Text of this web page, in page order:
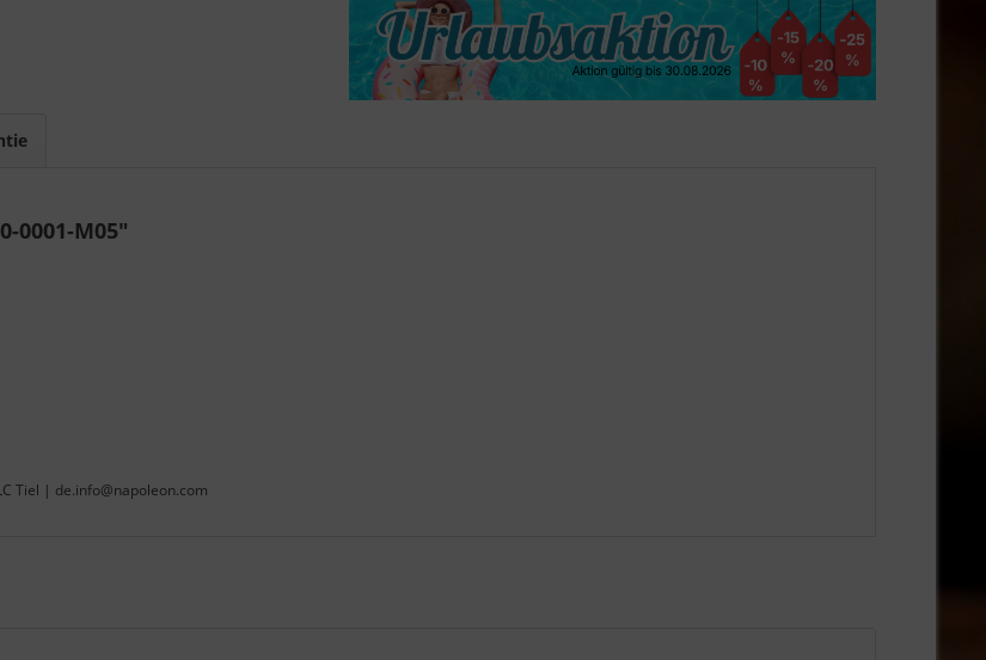
0001-M05"
Tiel | de.info@napoleon.com